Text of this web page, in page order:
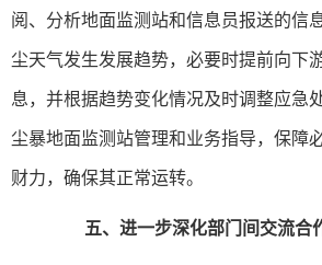
阅、分析地面监测站和信息员报送的信
尘天气发生发展趋势，必要时提前向下
息，并根据趋势变化情况及时调整应急
尘暴地面监测站管理和业务指导，保障
财力，确保其正常运转。
五、进一步深化部门间交流合